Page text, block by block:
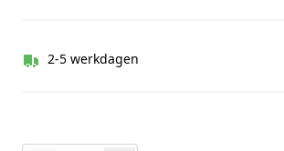
2-5 werkdagen